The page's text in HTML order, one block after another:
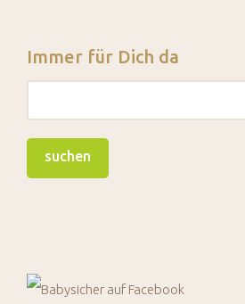
Immer für Dich da